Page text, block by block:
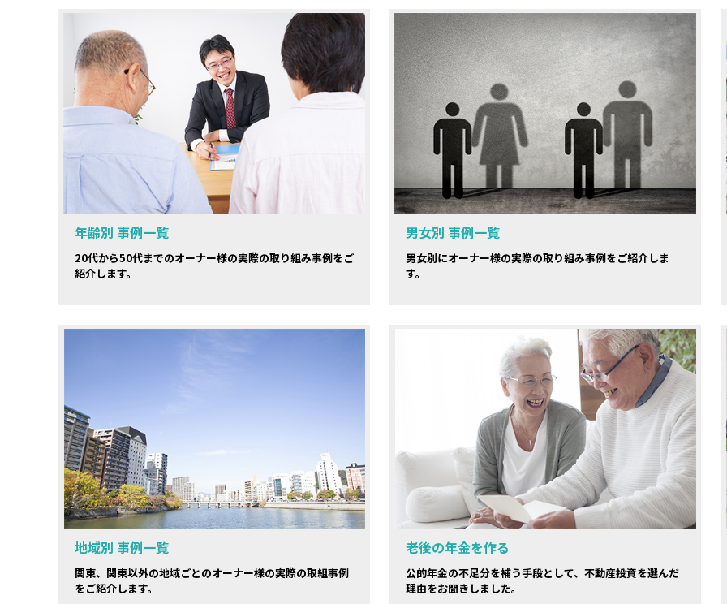
年齢別 事例一覧
20代から50代までのオーナー様の実際の取り組み事例をご
紹介します。
男女別 事例一覧
男女別にオーナー様の実際の取り組み事例をご紹介しま
す。
地域別 事例一覧
関東、関東以外の地域ごとのオーナー様の実際の取組事例
をご紹介します。
老後の年金を作る
公的年金の不足分を補う手段として、不動産投資を選んだ
理由をお聞きしました。